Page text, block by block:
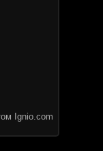
Ignio.com